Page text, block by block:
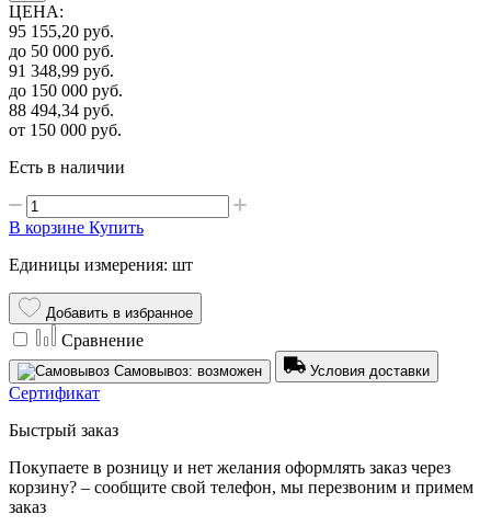
ЦЕНА:
95 155,20 руб.
до 50 000 руб.
91 348,99 руб.
до 150 000 руб.
88 494,34 руб.
от 150 000 руб.
Есть в наличии
В корзине Купить
Единицы измерения: шт
Добавить в избранное
Сравнение
Самовывоз: возможен Условия доставки
Сертификат
Быстрый заказ
Покупаете в розницу и нет желания оформлять заказ через
корзину? – сообщите свой телефон, мы перезвоним и примем
заказ